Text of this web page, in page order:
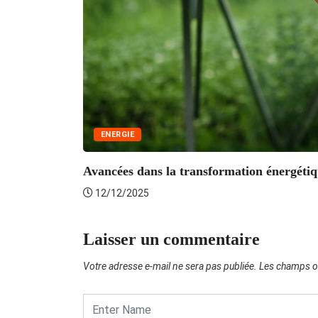
ENERGIE
Avancées dans la transformation
12/12/2025
Laisser un commentaire
Votre adresse e-mail ne sera pas publiée. Les champs